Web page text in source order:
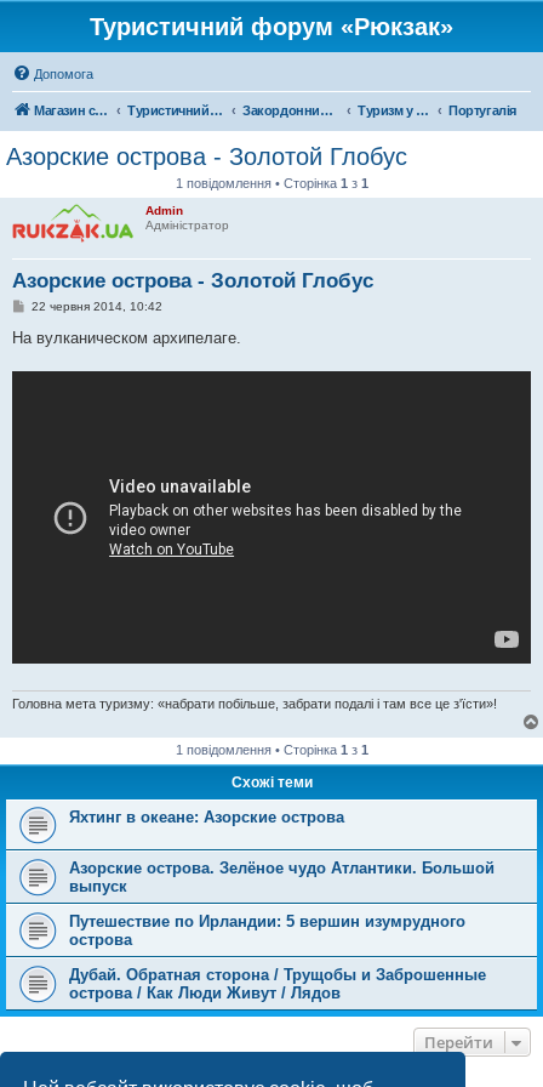
Туристичний форум «Рюкзак»
Допомога
Магазин спорядження Туристичний форум «Рюкзак» Закордонний туризм Туризм у Європі Португалія
Азорские острова - Золотой Глобус
1 повідомлення • Сторінка 1 з 1
Admin
Адміністратор
Азорские острова - Золотой Глобус
П
в
22 червня 2014, 10:42
На вулканическом архипелаге.
Головна мета туризму: «набрати побільше, забрати подалі і там все це з'їсти»!
1 повідомлення • Сторінка 1 з 1
Схожі теми
Яхтинг в океане: Азорские острова
Азорские острова. Зелёное чудо Атлантики. Большой
выпуск
Путешествие по Ирландии: 5 вершин изумрудного
острова
Дубай. Обратная сторона / Трущобы и Заброшенные
острова / Как Люди Живут / Лядов
Перейти